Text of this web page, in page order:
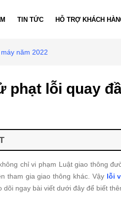
TIN TỨC HỖ TRỢ KHÁCH
năm 2022
phạt lỗi quay
chỉ vi phạm Luật giao thông
tham gia giao thông khác. Vậy lỗi
ngay bài viết dưới đây để biết